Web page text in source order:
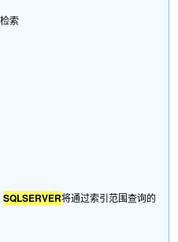
索
SQLSERVER将通过索引范围查询的